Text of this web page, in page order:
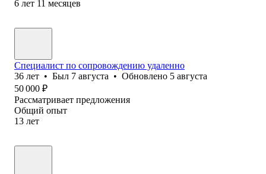
6 лет 11 месяцев
Специалист по сопровождению удаленно
36 лет • Был 7 августа • Обновлено 5 августа
50 000 ₽
Рассматривает предложения
Общий опыт
13 лет